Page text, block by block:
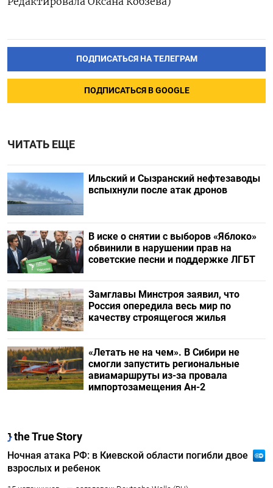
ПОДПИСАТЬСЯ НА ТЕЛЕГРАМ
ПОДПИСАТЬСЯ В GOOGLE
ЧИТАТЬ ЕЩЕ
Ильский и Сызранский нефтезаводы
вспыхнули после атак дронов
В иске о снятии с выборов «Яблоко»
обвинили в нарушении прав на
советские песни и поддержке ЛГБТ
Замглавы Минстроя заявил, что
Россия опередила весь мир по
качеству строящегося жилья
«Летать не на чем». В Сибири не
смогли запустить региональные
авиамаршруты из-за провала
импортозамещения Ан-2